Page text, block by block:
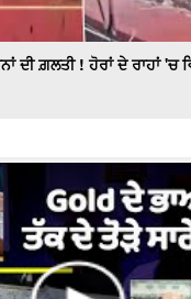
ਦੀ ਗ਼ਲਤੀ ! ਹੋਰਾਂ ਦੇ ਰਾਹਾਂ